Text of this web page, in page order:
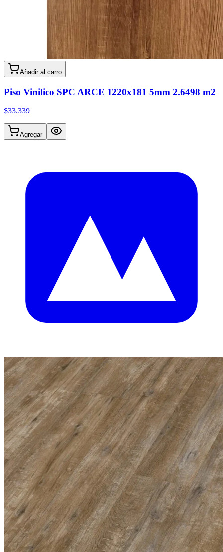
Añadir al carro
Piso Vinilico SPC ARCE 1220x181 5mm 2.6498 m2
$33.339
Agregar